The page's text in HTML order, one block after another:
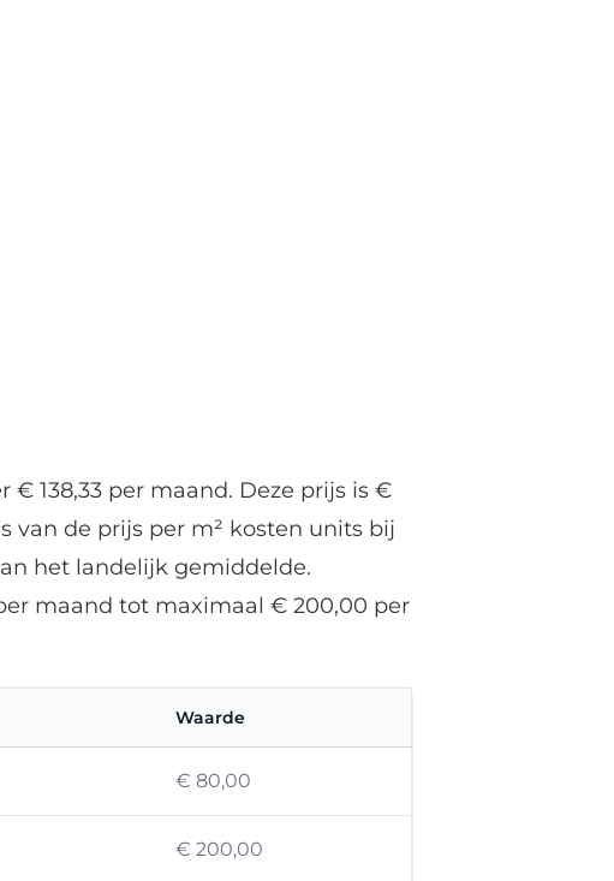
138,33 per maand. Deze prijs is €
van de prijs per m² kosten units bij
het landelijk gemiddelde.
maand tot maximaal € 200,00 per
Waarde
€ 80,00
€ 200,00